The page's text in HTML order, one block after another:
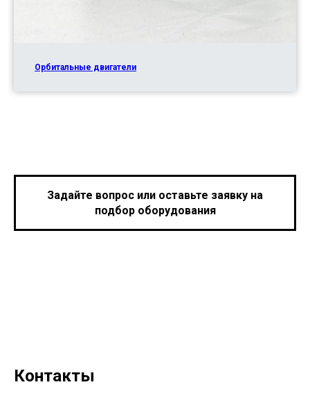
Орбитальные двигатели
Задайте вопрос или оставьте заявку на
подбор оборудования
Контакты